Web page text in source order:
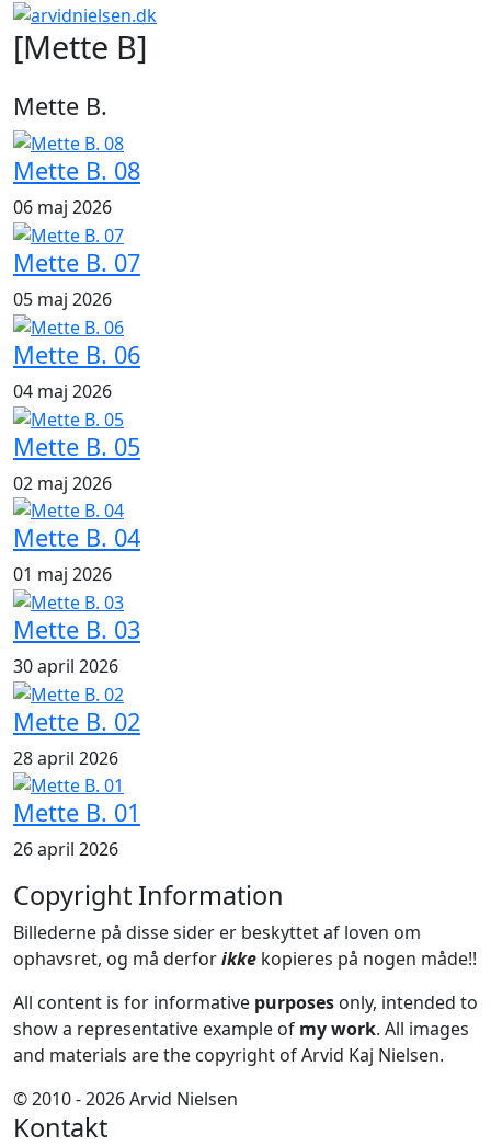
[Mette B]
Mette B.
Mette B. 08
06 maj 2026
Mette B. 07
05 maj 2026
Mette B. 06
04 maj 2026
Mette B. 05
02 maj 2026
Mette B. 04
01 maj 2026
Mette B. 03
30 april 2026
Mette B. 02
28 april 2026
Mette B. 01
26 april 2026
Copyright Information
Billederne på disse sider er beskyttet af loven om
ophavsret, og må derforikke kopieres på nogen måde!!
All content is for informative purposes only, intended to
show a representative example of my work. All images
and materials are the copyright of Arvid Kaj Nielsen.
© 2010 - 2026 Arvid Nielsen
Kontakt